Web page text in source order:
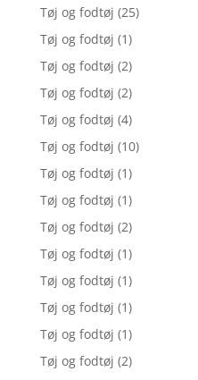
Tøj og fodtøj (25)
Tøj og fodtøj (1)
Tøj og fodtøj (2)
Tøj og fodtøj (2)
Tøj og fodtøj (4)
Tøj og fodtøj (10)
Tøj og fodtøj (1)
Tøj og fodtøj (1)
Tøj og fodtøj (2)
Tøj og fodtøj (1)
Tøj og fodtøj (1)
Tøj og fodtøj (1)
Tøj og fodtøj (1)
Tøj og fodtøj (2)